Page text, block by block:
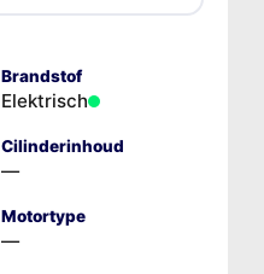
Brandstof
Elektrisch
Cilinderinhoud
—
Motortype
—